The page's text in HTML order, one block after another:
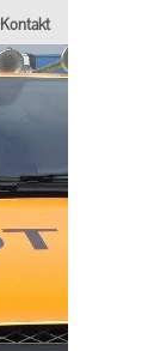
Kontakt